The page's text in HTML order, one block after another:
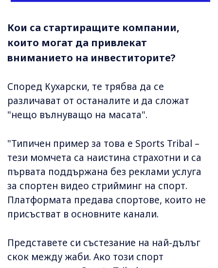
Кои са стартиращите компании,
които могат да привлекат
вниманието на инвеститорите?
Според Кухарски, те трябва да се
различават от останалите и да сложат
"нещо вълнуващо на масата".
"Типичен пример за това е Sports Tribal –
тези момчета са наистина страхотни и са
първата поддържана без реклами услуга
за спортен видео стрийминг на спорт.
Платформата предава спортове, които не
присъстват в основните канали.
Представете си състезание на най-дълъг
скок между жаби. Ако този спорт